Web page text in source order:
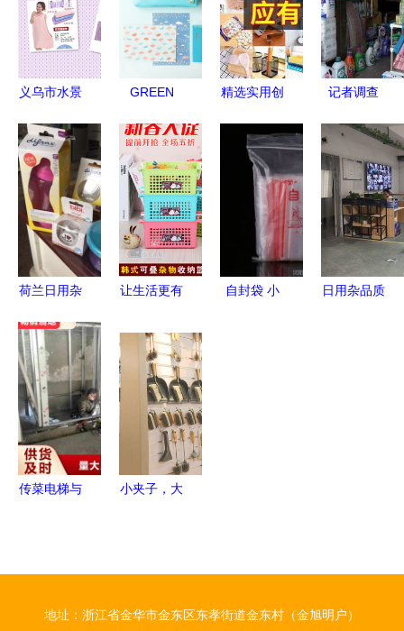
义乌市水景
专注高品质
汽车后备箱
收纳袋与置
物盒
GREEN
果色木马
PU皮笔袋
为你的书桌
注入一抹童
话与秩序
精选实用创
兼具格调与
性价比的办
公日用杂品
记者调查
现“套牌蝇
香”，日用
小商品市场
乱象引担忧
荷兰日用杂
徐州妈妈们
的日常生活
更添一份欧
式简约与安
心
让生活更有
式可叠式收
纳篮，三个
起包邮，轻
松打造整洁
家居
自封袋 小
日用杂品质
传菜电梯与
品质典范
小夹子，大
地址：浙江省金华市金东区东孝街道金东村（金旭明户）